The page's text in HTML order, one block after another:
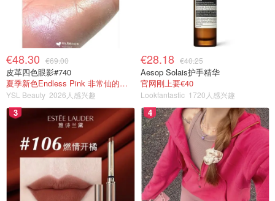
€48.30 €69.00
皮革四色眼影#740
夏季新色Endless Pink 非常仙的亮片盘！
YSL Beauty 2026人感兴趣
€28.18 €40.25
Aesop Solais护手精华
官网刚上要€40
Lookfantastic 1720人感兴趣
3 4